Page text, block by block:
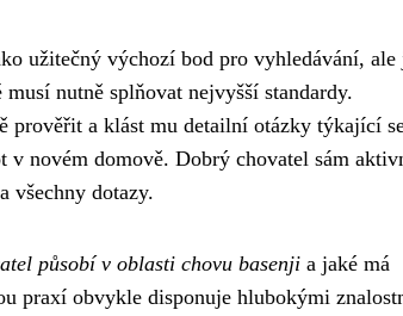
užitečný výchozí bod pro vyhledávání, ale
nutně splňovat nejvyšší standardy.
prověřit a klást mu detailní otázky týkající
novém domově. Dobrý chovatel sám
všechny dotazy.
působí v oblasti chovu basenji a jaké má
praxí obvykle disponuje hlubokými